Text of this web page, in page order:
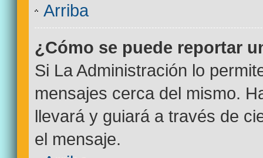
Arriba
¿Cómo se puede reportar
Si La Administración lo
mensajes cerca del mismo.
llevará y guiará a través de
el mensaje.